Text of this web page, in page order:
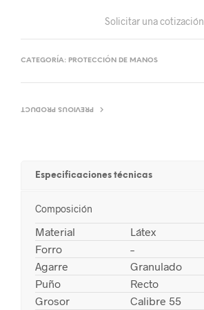
Solicitar una cotización
CATEGORÍA: PROTECCIÓN DE MANOS
PREVIOUS PRODUCT
Especificaciones técnicas
Composición
Material
Látex
Forro
–
Agarre
Granulado
Puño
Recto
Grosor
Calibre 55